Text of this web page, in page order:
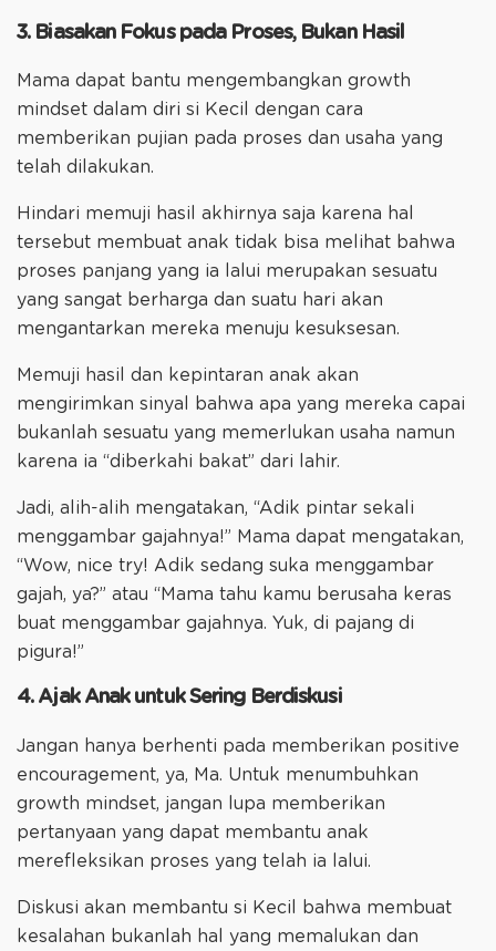
3. Biasakan Fokus pada Proses, Bukan Hasil
Mama dapat bantu mengembangkan growth
mindset dalam diri si Kecil dengan cara
memberikan pujian pada proses dan usaha yang
telah dilakukan.
Hindari memuji hasil akhirnya saja karena hal
tersebut membuat anak tidak bisa melihat bahwa
proses panjang yang ia lalui merupakan sesuatu
yang sangat berharga dan suatu hari akan
mengantarkan mereka menuju kesuksesan.
Memuji hasil dan kepintaran anak akan
mengirimkan sinyal bahwa apa yang mereka capai
bukanlah sesuatu yang memerlukan usaha namun
karena ia “diberkahi bakat” dari lahir.
Jadi, alih-alih mengatakan, “Adik pintar sekali
menggambar gajahnya!” Mama dapat mengatakan,
“Wow, nice try! Adik sedang suka menggambar
gajah, ya?” atau “Mama tahu kamu berusaha keras
buat menggambar gajahnya. Yuk, di pajang di
pigura!”
4. Ajak Anak untuk Sering Berdiskusi
Jangan hanya berhenti pada memberikan positive
encouragement, ya, Ma. Untuk menumbuhkan
growth mindset, jangan lupa memberikan
pertanyaan yang dapat membantu anak
merefleksikan proses yang telah ia lalui.
Diskusi akan membantu si Kecil bahwa membuat
kesalahan bukanlah hal yang memalukan dan